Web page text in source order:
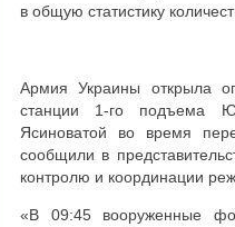
в общую статистику
Армия Украины открыла
станции 1-го подъема
Ясиноватой во время
сообщили в
контролю и координации
«В 09:45 вооруженные